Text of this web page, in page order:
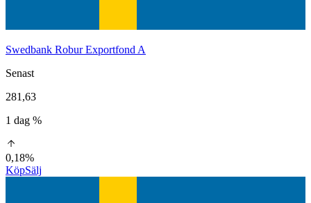
Swedbank Robur Exportfond A
Senast
281,63
1 dag %
0,18%
KöpSälj